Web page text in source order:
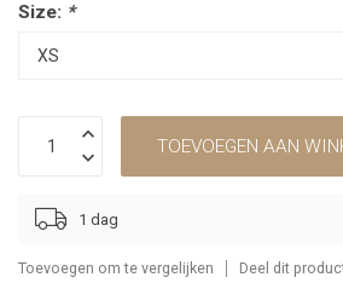
Size: *
TOEVOEGEN AAN
1 dag
Toevoegen om te vergelijken Deel dit